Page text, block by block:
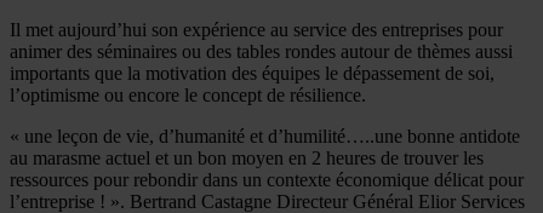
Il met aujourd’hui son expérience au service des entreprises pour
animer des séminaires ou des tables rondes autour de thèmes aussi
importants que la motivation des équipes le dépassement de soi,
l’optimisme ou encore le concept de résilience.
« une leçon de vie, d’humanité et d’humilité…..une bonne antidote
au marasme actuel et un bon moyen en 2 heures de trouver les
ressources pour rebondir dans un contexte économique délicat pour
l’entreprise ! ». Bertrand Castagne Directeur Général Elior Services